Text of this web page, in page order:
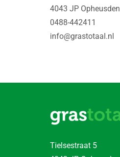
4043 JP Opheusden
0488-442411
info@grastotaal.nl
Tielsestraat 5